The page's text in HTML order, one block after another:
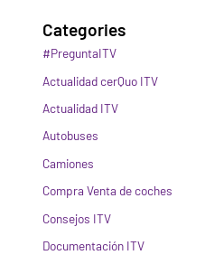
Categories
#PreguntaITV
Actualidad cerQuo ITV
Actualidad ITV
Autobuses
Camiones
Compra Venta de coches
Consejos ITV
Documentación ITV